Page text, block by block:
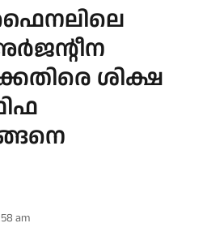
ശിക്ഷ
am